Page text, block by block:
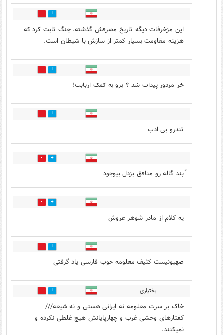
1
این مزخرفات دیگه تاریخ مصرفش گذشته. جنگ ثابت کرد که
هزینه مقاومت بسیار کمتر از سازش با شیطان است.
0
خر مزدور پیدات شد ؟ برو به کمک اربابت!
0
تندرو بی ادب
2
ّبند گاله رو منافق بزدل بیوجود
0
یه کلام از مادر شوهر عروش
1
صهیونیست کثیف معلومه خوب فارسی یاد گرفتی
بختیاری 1
خاک بر سرت معلومه نه ایرانی هستی و نه شیعه///
کفتارهای وحشی غرب و چهارپایانش هیچ غلطی نکرده و
نمیکنند.